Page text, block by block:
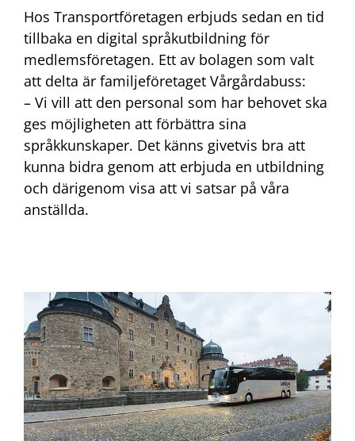
Hos Transportföretagen erbjuds sedan en tid
tillbaka en digital språkutbildning för
medlemsföretagen. Ett av bolagen som valt
att delta är familjeföretaget Vårgårdabuss:
– Vi vill att den personal som har behovet ska
ges möjligheten att förbättra sina
språkkunskaper. Det känns givetvis bra att
kunna bidra genom att erbjuda en utbildning
och därigenom visa att vi satsar på våra
anställda.